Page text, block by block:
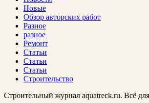
Новые
Обзор авторских работ
Разное
разное
Ремонт
Статьи
Статьи
Статьи
Строительство
Строительный журнал aquatreck.ru. Всё для